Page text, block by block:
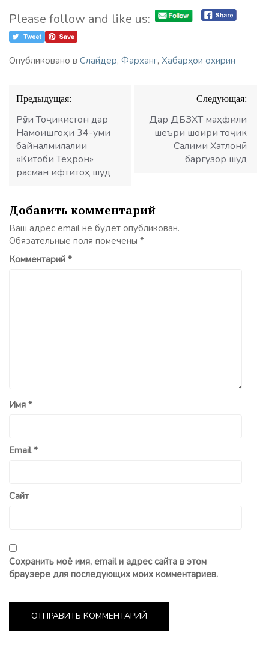
Please follow and like us:
Опубликовано в Слайдер, Фарҳанг, Хабарҳои охирин
Навигация
по
записям
Предыдущая:
Рӯзи Тоҷикистон дар
Намоишгоҳи 34-уми
байналмилалии
«Китоби Теҳрон»
расман ифтитоҳ шуд
Следующая:
Дар ДБЗХТ маҳфили
шеъри шоири тоҷик
Салими Хатлонӣ
баргузор шуд
Добавить комментарий
Ваш адрес email не будет опубликован.
Обязательные поля помечены *
Комментарий *
Имя *
Email*
Сайт
Сохранить моё имя, email и адрес сайта в этом
браузере для последующих моих комментариев.